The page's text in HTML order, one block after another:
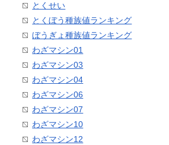
とくせい
とくぼう種族値ランキング
ぼうぎょ種族値ランキング
わざマシン01
わざマシン03
わざマシン04
わざマシン06
わざマシン07
わざマシン10
わざマシン12